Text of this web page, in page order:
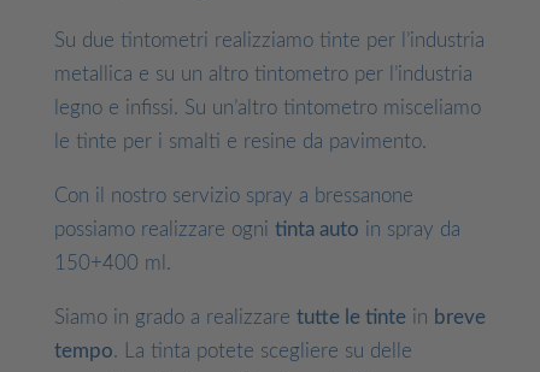
Su due tintometri realizziamo tinte per l’industria
metallica e su un altro tintometro per l’industria
legno e infissi. Su un’altro tintometro misceliamo
le tinte per i smalti e resine da pavimento.
Con il nostro servizio spray a bressanone
possiamo realizzare ogni tinta auto in spray da
150+400 ml.
Siamo in grado a realizzare tutte le tinte in breve
tempo. La tinta potete scegliere su delle